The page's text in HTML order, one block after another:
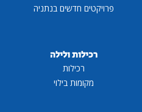
פרויקטים חדשים בנתניה
רכילות ולילה
רכילות
מקומות בילוי